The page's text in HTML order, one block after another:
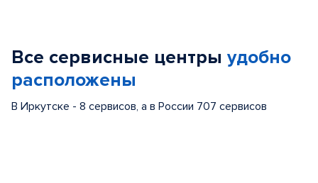
Все сервисные центры удобно
расположены
В Иркутске - 8 сервисов, а в России 707 сервисов